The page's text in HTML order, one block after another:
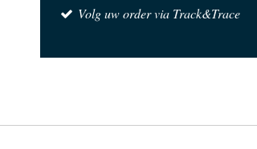
Volg uw order via Track&Trace